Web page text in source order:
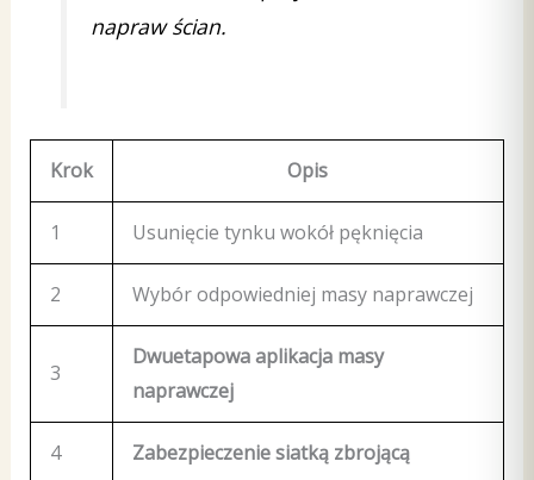
napraw ścian.
Krok Opis
1 Usunięcie tynku wokół pęknięcia
2 Wybór odpowiedniej masy naprawczej
3
Dwuetapowa aplikacja masy
naprawczej
4 Zabezpieczenie siatką zbrojącą